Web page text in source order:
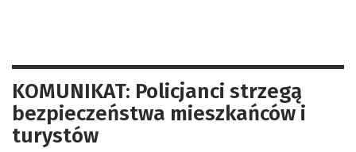
KOMUNIKAT: Policjanci strzegą
bezpieczeństwa mieszkańców i
turystów